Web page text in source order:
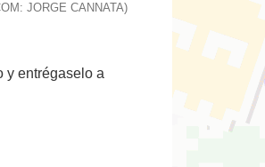
JORGE CANNATA)
y entrégaselo a